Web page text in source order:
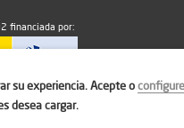
financiada por:
su experiencia. Acepte oconfigure
desea cargar.